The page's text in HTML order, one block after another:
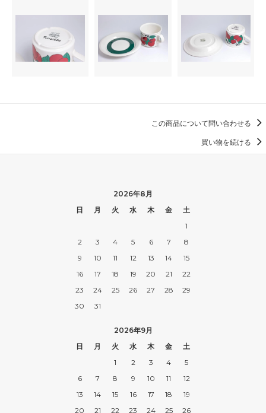
この商品について問い合わせる
買い物を続ける
2026年8月
日
月 火 水 木 金
土
1
2
3 4 5 6 7
8
9
10 11 12 13 14
15
16
17 18 19 20 21
22
23
24 25 26 27 28
29
30
31
2026年9月
日
月 火 水 木 金
土
1
2 3 4
5
6
7 8 9 10 11
12
13
14 15 16 17 18
19
20
21 22 23 24 25
26